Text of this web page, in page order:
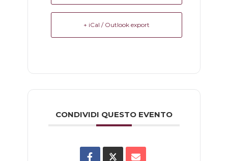
+ iCal / Outlook export
CONDIVIDI QUESTO EVENTO